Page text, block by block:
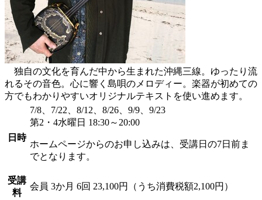
独自の文化を育んだ中から生まれた沖縄三線。ゆったり流
れるその音色。心に響く島唄のメロディー。楽器が初めての
方でもわかりやすいオリジナルテキストを使い進めます。
日時
7/8、7/22、8/12、8/26、9/9、9/23
第2・4水曜日 18:30～20:00
ホームページからのお申し込みは、受講日の7日前ま
でとなります。
受講
料
会員 3か月 6回 23,100円（うち消費税額2,100円）